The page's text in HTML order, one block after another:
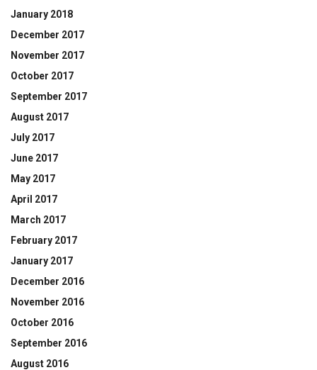
January 2018
December 2017
November 2017
October 2017
September 2017
August 2017
July 2017
June 2017
May 2017
April 2017
March 2017
February 2017
January 2017
December 2016
November 2016
October 2016
September 2016
August 2016